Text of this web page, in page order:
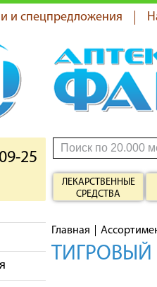
и спецпредложения
25
ЛЕКАРСТВЕННЫЕ
СРЕДСТВА
Главная
ТИГРОВЫЙ